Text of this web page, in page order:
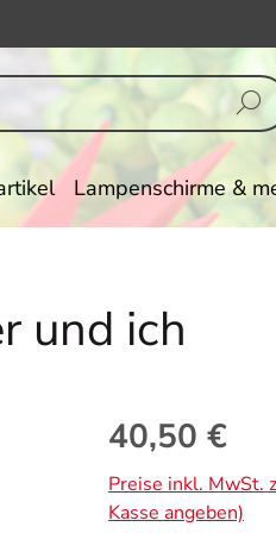
Lampenschirme &
und ich
Regulärer Preis:
40,50 €
Preise inkl. MwSt.
Kasse angeben)